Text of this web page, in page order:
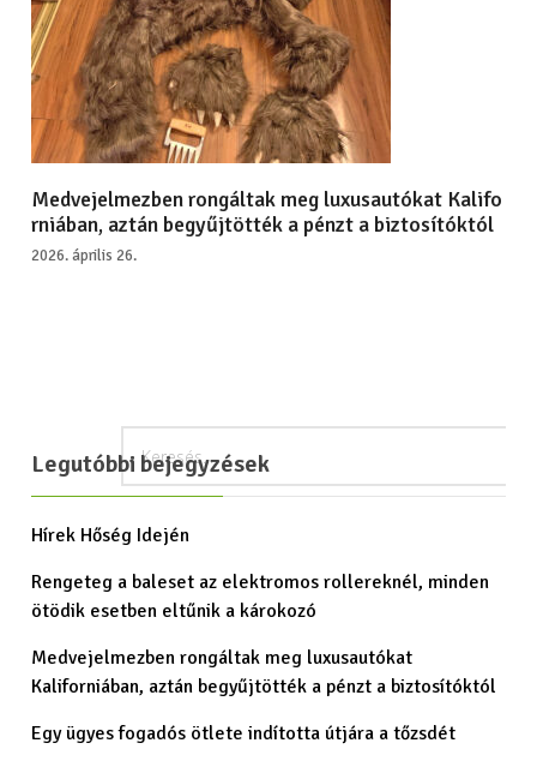
Medvejelmezben rongáltak meg luxusautókat Kalifo
rniában, aztán begyűjtötték a pénzt a biztosítóktól
2026. április 26.
Legutóbbi bejegyzések
Hírek Hőség Idején
Rengeteg a baleset az elektromos rollereknél, minden
ötödik esetben eltűnik a károkozó
Medvejelmezben rongáltak meg luxusautókat
Kaliforniában, aztán begyűjtötték a pénzt a biztosítóktól
Egy ügyes fogadós ötlete indította útjára a tőzsdét